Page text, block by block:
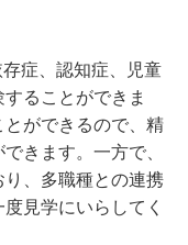
症、認知症、児童
ることができま
ができるので、精
きます。一方で、
、多職種との連携
見学にいらしてく